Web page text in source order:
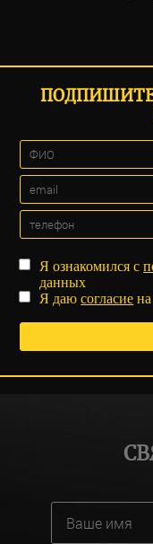
Я ознакомился с
данных
Я даюсогласие